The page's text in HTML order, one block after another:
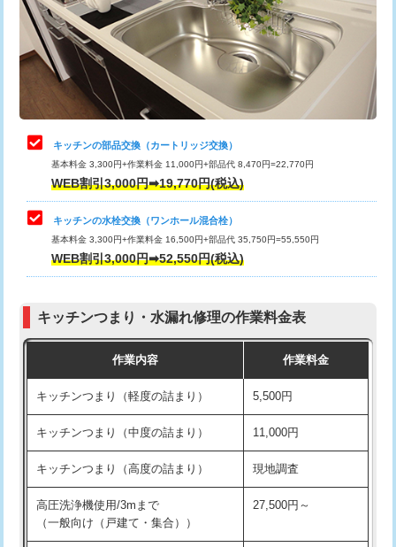
給水管工事※（保温材使用（バンド止
め込み）)
5,500円
給水管工事※（土の掘削・埋め戻し作
11,000円
給水管工事※（塩ビ管（VP・HI）使
用/3ｍまで)
給水管工事※（塩ビ管（VP・HI）使
用（追加）/3ｍ超え)
給水管工事※（ライニング鋼管・銅
管・ポリ管・HT管使用/3ｍまで)
44,000円
管・ポリ管・HT管使用/3ｍ超え)
排水管工事（土の掘削・埋め戻し作
11,000円~
排水管工事（排水管工事/3ｍまで） 55,000円
排水管工事（追加 排水管工事/3ｍ超
+11,000円
マス交換（土の掘削・埋め戻し作業）
マス交換（深さ50㎝未満）
桝清掃 8,800円
止水・漏水調査・防水処理・清掃・修
理・調整・分解・加工など（軽作業）
11,000円
止水・漏水調査・防水処理・清掃・修
理・調整・分解・加工など（中作業）
22,000円
止水・漏水調査・防水処理・清掃・修
理・調整・分解・加工など（重作業）
33,000円
お風呂タンク脱着
その他部品の脱着
式・ワンホール）)
交換・取付(排水栓・排水トラップ
22,000円+材料費
持込商品取付（単水栓）
キッチンの部品交換（カートリッジ交換）
基本料金 3,300円+作業料金 11,000円+部品代 8,470円=22,770円
WEB割引3,000円➡19,770円(税込)
キッチンの水栓交換（ワンホール混合栓）
基本料金 3,300円+作業料金 16,500円+部品代 35,750円=55,550円
WEB割引3,000円➡52,550円(税込)
キッチンつまり・水漏れ修理の作業料金表
作業内容 作業料金
キッチンつまり（軽度の詰まり） 5,500円
キッチンつまり（中度の詰まり） 11,000円
キッチンつまり（高度の詰まり） 現地調査
高圧洗浄機使用/3mまで
（一般向け（戸建て・集合））
27,500円～